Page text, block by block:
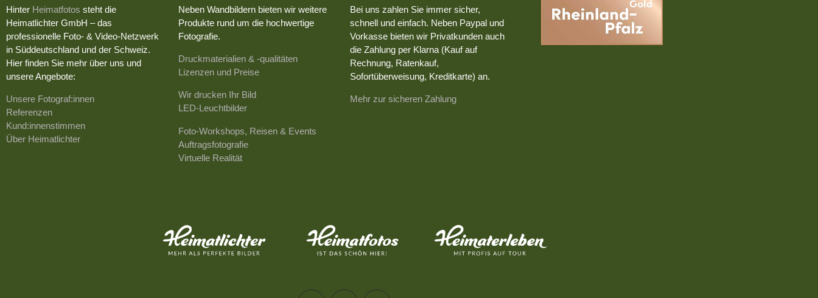
Hinter Heimatfotos steht die
Heimatlichter GmbH – das
professionelle Foto- & Video-Netzwerk
in Süddeutschland und der Schweiz.
Hier finden Sie mehr über uns und
unsere Angebote:
Unsere Fotograf:innen
Referenzen
Kund:innenstimmen
Über Heimatlichter
Neben Wandbildern bieten wir weitere
Produkte rund um die hochwertige
Fotografie.
Druckmaterialien & -qualitäten
Lizenzen und Preise
Wir drucken Ihr Bild
LED-Leuchtbilder
Foto-Workshops, Reisen & Events
Auftragsfotografie
Virtuelle Realität
Bei uns zahlen Sie immer sicher,
schnell und einfach. Neben Paypal und
Vorkasse bieten wir Privatkunden auch
die Zahlung per Klarna (Kauf auf
Rechnung, Ratenkauf,
Sofortüberweisung, Kreditkarte) an.
Mehr zur sicheren Zahlung